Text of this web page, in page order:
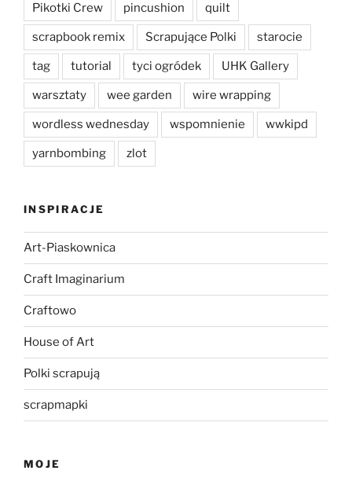
Pikotki Crew pincushion quilt
scrapbook remix Scrapujące Polki starocie
tag tutorial tyci ogródek UHK Gallery
warsztaty wee garden wire wrapping
wordless wednesday wspomnienie wwkipd
yarnbombing zlot
INSPIRACJE
Art-Piaskownica
Craft Imaginarium
Craftowo
House of Art
Polki scrapują
scrapmapki
MOJE